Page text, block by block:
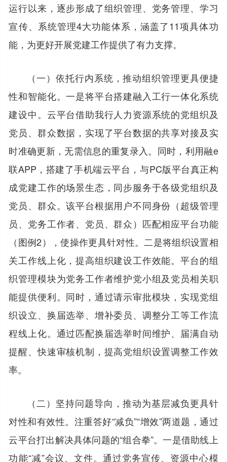
运行以来，逐步形成了组织管理、党务管理、学习
宣传、系统管理4大功能体系，涵盖了11项具体功
能，为更好开展党建工作提供了有力支撑。
（一）依托行内系统，推动组织管理更具便捷
性和智能化。一是将平台搭建融入工行一体化系统
建设中。云平台借助我行人力资源系统的党组织及
党员、群众数据，实现了平台数据的共享对接及实
时准确更新，无需信息的重复录入。同时，利用融e
联APP，搭建了手机端云平台，与PC版平台真正构
成党建工作的场景生态，同步服务于各级党组织及
党员、群众。该平台根据用户不同身份（超级管理
员、党务工作者、党员、群众）匹配相应平台功能
（图例2），使操作更具针对性。二是将组织设置相
关工作线上化，提高组织建设工作效能。平台的组
织管理模块为党务工作者维护党小组及党员相关职
能提供便利。同时，通过请示审批模块，实现党组
织设立、换届选举、增补委员、调整分工等工作流
程线上化。通过匹配换届选举时间维护、届满自动
提醒、快速审核机制，提高党组织设置调整工作效
率。
（二）坚持问题导向，推动为基层减负更具针
对性和有效性。注重答好“减负”“增效”两道题，通过
云平台打出解决具体问题的“组合拳”。一是借助线上
功能“减”会议、文件。通过党务宣传、资源中心模